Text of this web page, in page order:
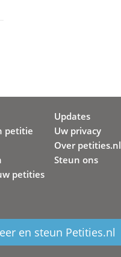
petitie
petities
Updates
Uw privacy
Over petities.nl
Steun ons
en steun Petities.nl